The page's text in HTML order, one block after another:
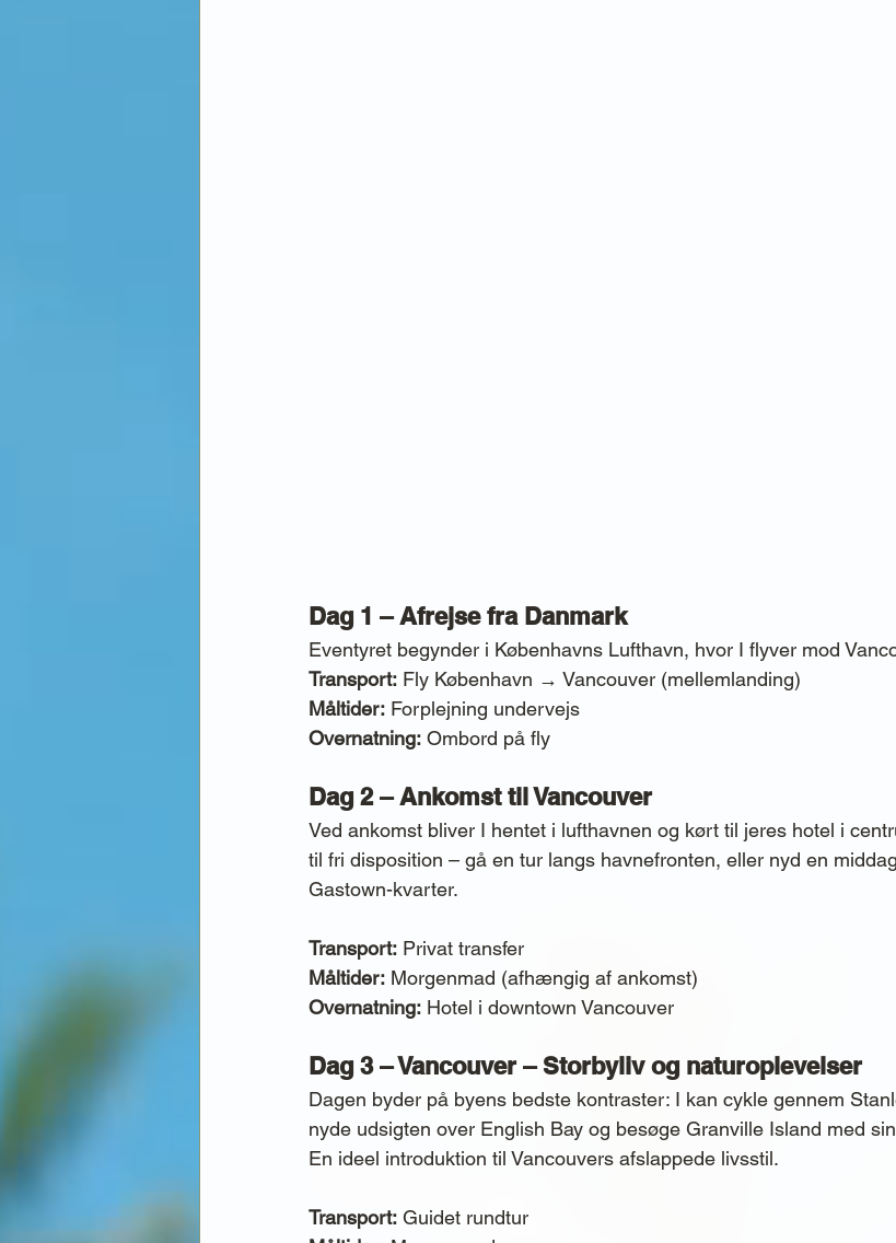
Dag 1 – Afrejse fra Danmark
Eventyret begynder i Københavns Lufthavn, hvor I flyver mod
Transport: Fly København → Vancouver (mellemlanding)
Måltider: Forplejning undervejs
Overnatning: Ombord på fly
Dag 2 – Ankomst til Vancouver
Ved ankomst bliver I hentet i lufthavnen og kørt til jeres hotel i
til fri disposition – gå en tur langs havnefronten, eller nyd en
Gastown-kvarter.
Transport: Privat transfer
Måltider: Morgenmad (afhængig af ankomst)
Overnatning: Hotel i downtown Vancouver
Dag 3 – Vancouver – Storbyliv og naturoplevelser
Dagen byder på byens bedste kontraster: I kan cykle gennem
nyde udsigten over English Bay og besøge Granville Island med
En ideel introduktion til Vancouvers afslappede livsstil.
Transport: Guidet rundtur